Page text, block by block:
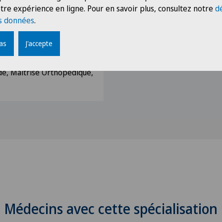
is not useful in the
deep vein
total knee
1998, Vol 9, n°8
Maîtrise Orthopédique,
Médecins avec cette spécialisation
expérience en ligne. Pour en savoir plus, consultez notre
données.
J'accepte